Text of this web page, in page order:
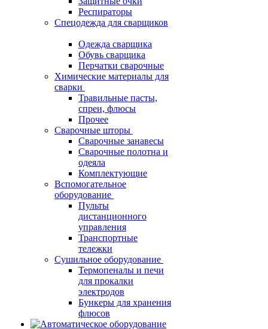
Респираторы
Спецодежда для сварщиков
Одежда сварщика
Обувь сварщика
Перчатки сварочные
Химические материалы для
сварки
Травильные пасты,
спреи, флюсы
Прочее
Сварочные шторы
Сварочные занавесы
Сварочные полотна и
одеяла
Комплектующие
Вспомогательное
оборудование
Пульты
дистанционного
управления
Транспортные
тележки
Сушильное оборудование
Термопеналы и печи
для прокалки
электродов
Бункеры для хранения
флюсов